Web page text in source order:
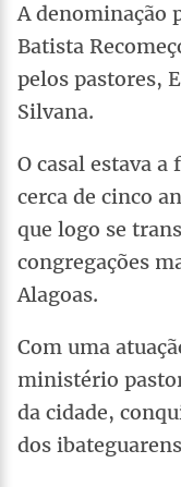
A denominação
Batista
pelos pastores,
Silvana.
O casal estava
cerca de cinco
que logo se
congregações
Alagoas.
Com uma
ministério
da cidade,
dos